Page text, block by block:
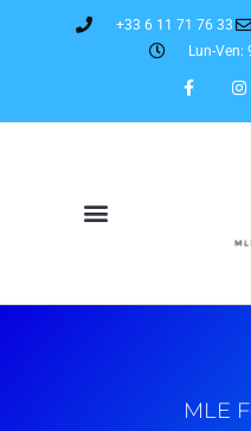
+33 6 11 71 76 33
Lun-Ven:
MLE